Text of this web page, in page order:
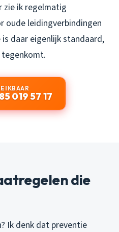
zie ik regelmatig
oude leidingverbindingen
daar eigenlijk standaard,
019 57 17
die
Ik denk dat preventie